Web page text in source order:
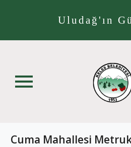
Uludağ'ın
Cuma Mahallesi Metruk